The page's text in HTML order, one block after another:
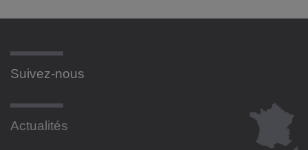
Suivez-nous
Actualités